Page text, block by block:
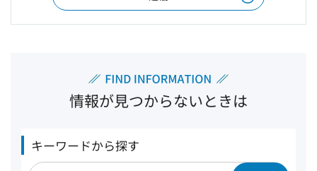
情報が見つからないときは
キーワードから探す